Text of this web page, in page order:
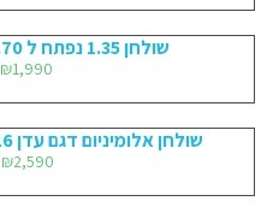
שולחן 1.35 נפתח ל 2.70 + 4 כסאות אלומיניום
₪1,990
שולחן אלומיניום דגם עדן 2.16 נפתח ל 3 – שולחן בלבד
₪2,590